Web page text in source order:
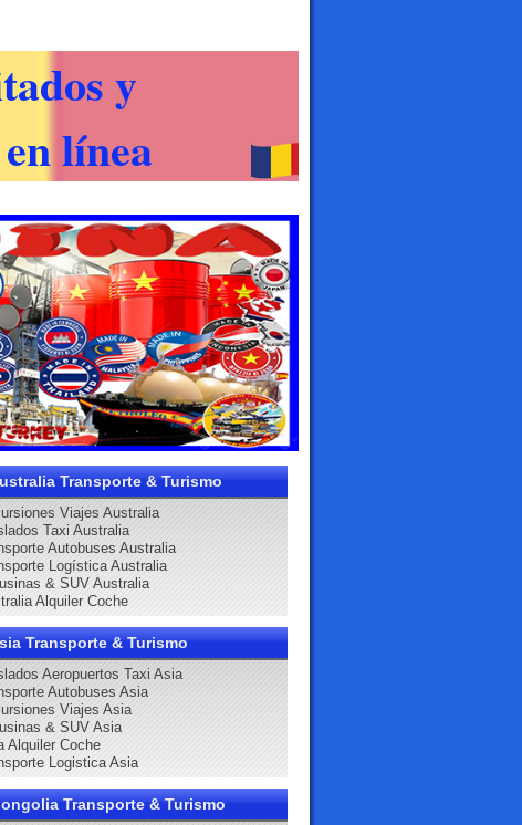
y
línea
Transporte & Turismo
Viajes Australia
Taxi Australia
Autobuses Australia
Logística Australia
& SUV Australia
Alquiler Coche
Transporte & Turismo
Aeropuertos Taxi Asia
Autobuses Asia
Viajes Asia
& SUV Asia
Alquiler Coche
Logistica Asia
Transporte & Turismo